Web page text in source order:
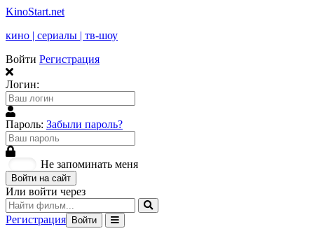
KinoStart.net
кино | сериалы | тв-шоу
Войти Регистрация
Логин:
Пароль: Забыли пароль?
Не запоминать меня
Войти на сайт
Или войти через
Регистрация Войти